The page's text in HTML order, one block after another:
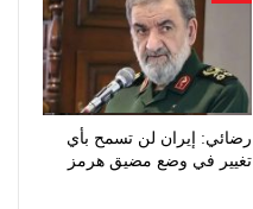
رضائي: إيران لن تسمح بأي
تغيير في وضع مضيق هرمز